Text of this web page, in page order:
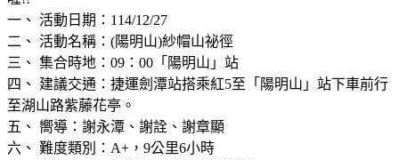
一、 活動日期：114/12/27
二、 活動名稱：(陽明山)紗帽山祕徑
三、 集合時地：09：00「陽明山」站
四、 建議交通：捷運劍潭站搭乘紅5至「陽明山」站下車前行
至湖山路紫藤花亭。
五、 嚮導：謝永潭、謝詮、謝章顯
六、 難度類別：A+，9公里6小時